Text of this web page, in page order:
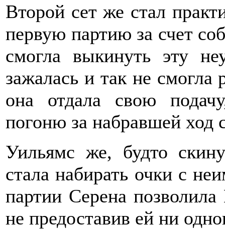
Второй сет же стал
первую партию за счет
смогла выкинуть эту
зажалась и так не
она отдала свою
погоню за набравшей ход
Уильямс же, будто
стала набирать очки с
партии Серена
не предоставив ей ни